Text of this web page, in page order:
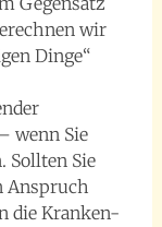
wir
Dinge“
wenn Sie
Sollten Sie
Anspruch
die Kranken-